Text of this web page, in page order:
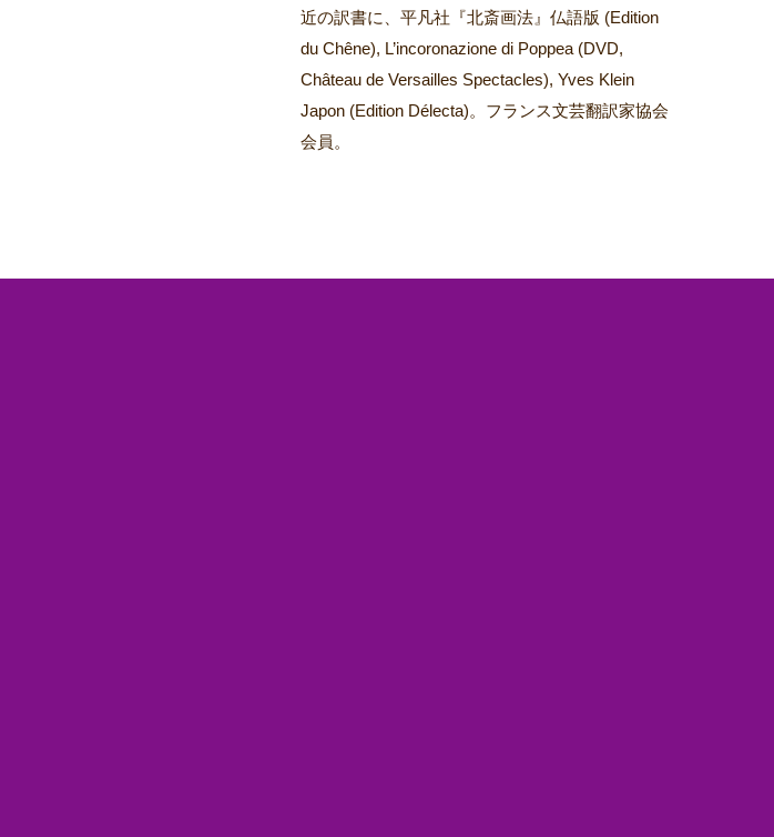
近の訳書に、平凡社『北斎画法』仏語版 (Edition
du Chêne), L’incoronazione di Poppea (DVD,
Château de Versailles Spectacles), Yves Klein
Japon (Edition Délecta)。フランス文芸翻訳家協会
会員。